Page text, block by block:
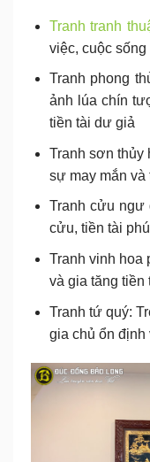
Tranh tranh
việc, cuộc
Tranh phong
ảnh lúa chín
tiền tài dư giả
Tranh sơn thủy
sự may mắn
Tranh cửu ngư
cửu, tiền tài
Tranh vinh hoa
và gia tăng tiền
Tranh tứ quý:
gia chủ ổn định